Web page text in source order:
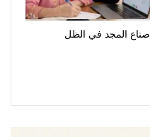
صناع المجد في الظل